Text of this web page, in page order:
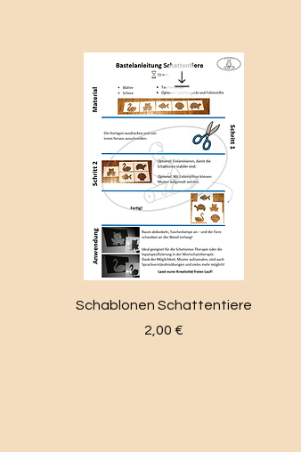
Schablonen Schattentiere
Preis
2,00 €